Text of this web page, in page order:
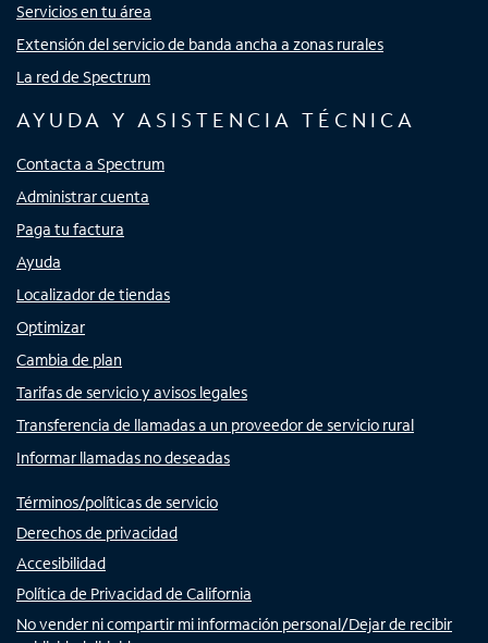
Servicios en tu área
Extensión del servicio de banda ancha a zonas rurales
La red de Spectrum
AYUDA Y ASISTENCIA TÉCNICA
Contacta a Spectrum
Administrar cuenta
Paga tu factura
Ayuda
Localizador de tiendas
Optimizar
Cambia de plan
Tarifas de servicio y avisos legales
Transferencia de llamadas a un proveedor de servicio rural
Informar llamadas no deseadas
Términos/políticas de servicio
Derechos de privacidad
Accesibilidad
Política de Privacidad de California
No vender ni compartir mi información personal/Dejar de recibir